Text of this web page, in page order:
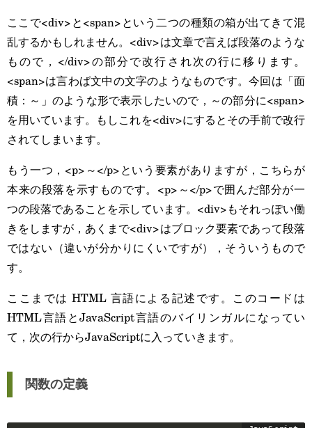
ここで<div>と<span>という二つの種類の箱が出てきて混
乱するかもしれません。<div>は文章で言えば段落のような
もので，</div>の部分で改行され次の行に移ります。
<span>は言わば文中の文字のようなものです。今回は「面
積：～」のような形で表示したいので，～の部分に<span>
を用いています。もしこれを<div>にするとその手前で改行
されてしまいます。
もう一つ，<p>～</p>という要素がありますが，こちらが
本来の段落を示すものです。<p>～</p>で囲んだ部分が一
つの段落であることを示しています。<div>もそれっぽい働
きをしますが，あくまで<div>はブロック要素であって段落
ではない（違いが分かりにくいですが），そういうもので
す。
ここまでは HTML 言語による記述です。このコードは
HTML言語とJavaScript言語のバイリンガルになってい
て，次の行からJavaScriptに入っていきます。
関数の定義